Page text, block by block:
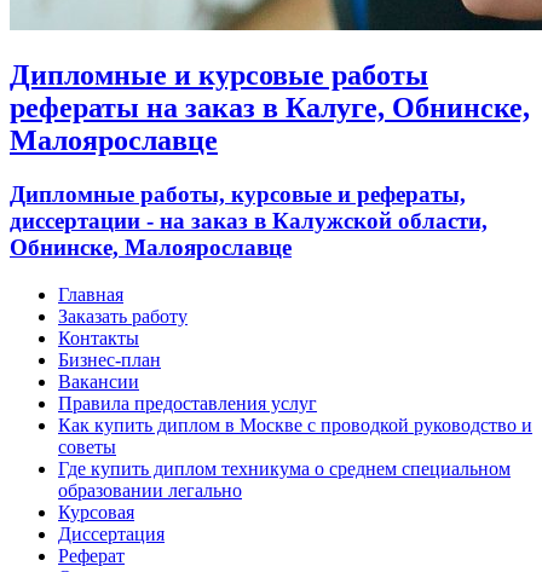
Дипломные и курсовые работы
рефераты на заказ в Калуге, Обнинске,
Малоярославце
Дипломные работы, курсовые и рефераты,
диссертации - на заказ в Калужской области,
Обнинске, Малоярославце
Главная
Заказать работу
Контакты
Бизнес-план
Вакансии
Правила предоставления услуг
Как купить диплом в Москве с проводкой руководство и
советы
Где купить диплом техникума о среднем специальном
образовании легально
Курсовая
Диссертация
Реферат